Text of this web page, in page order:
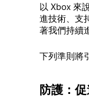
以 Xbox 來
進技術、支
著我們持續
下列準則將
防護：